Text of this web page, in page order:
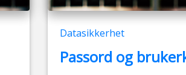
Datasikkerhet
Passord og